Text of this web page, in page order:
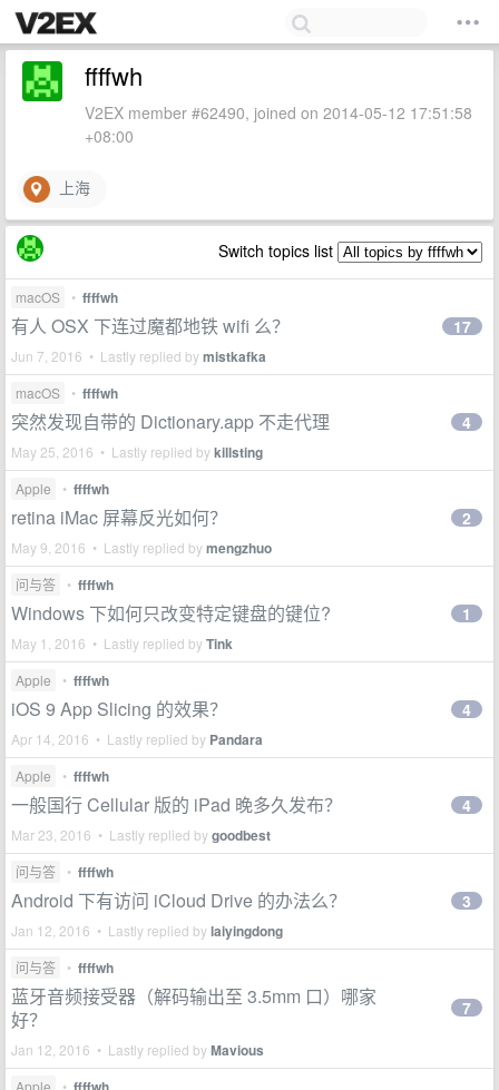
ffffwh
V2EX member #62490, joined on 2014-05-12 17:51:58
+08:00
上海
Switch topics list
macOS • ffffwh
有人 OSX 下连过魔都地铁 wifi 么？
Jun 7, 2016 • Lastly replied bymistkafka
17
macOS • ffffwh
突然发现自带的 Dictionary.app 不走代理
May 25, 2016 • Lastly replied bykillsting
4
Apple • ffffwh
retina iMac 屏幕反光如何？
May 9, 2016 • Lastly replied bymengzhuo
2
问与答 • ffffwh
Windows 下如何只改变特定键盘的键位?
May 1, 2016 • Lastly replied byTink
1
Apple • ffffwh
iOS 9 App Slicing 的效果？
Apr 14, 2016 • Lastly replied by Pandara
4
Apple • ffffwh
一般国行 Cellular 版的 iPad 晚多久发布？
Mar 23, 2016 • Lastly replied bygoodbest
4
问与答 • ffffwh
Android 下有访问 iCloud Drive 的办法么？
Jan 12, 2016 • Lastly replied bylaiyingdong
3
问与答 • ffffwh
蓝牙音频接受器（解码输出至 3.5mm 口）哪家
好？
Jan 12, 2016 • Lastly replied byMavious
7
Apple •